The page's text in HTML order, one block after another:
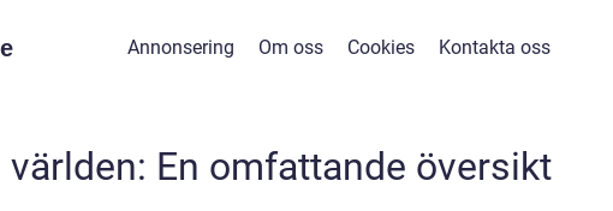
Annonsering Om oss Cookies Kontakta oss
världen: En omfattande översikt